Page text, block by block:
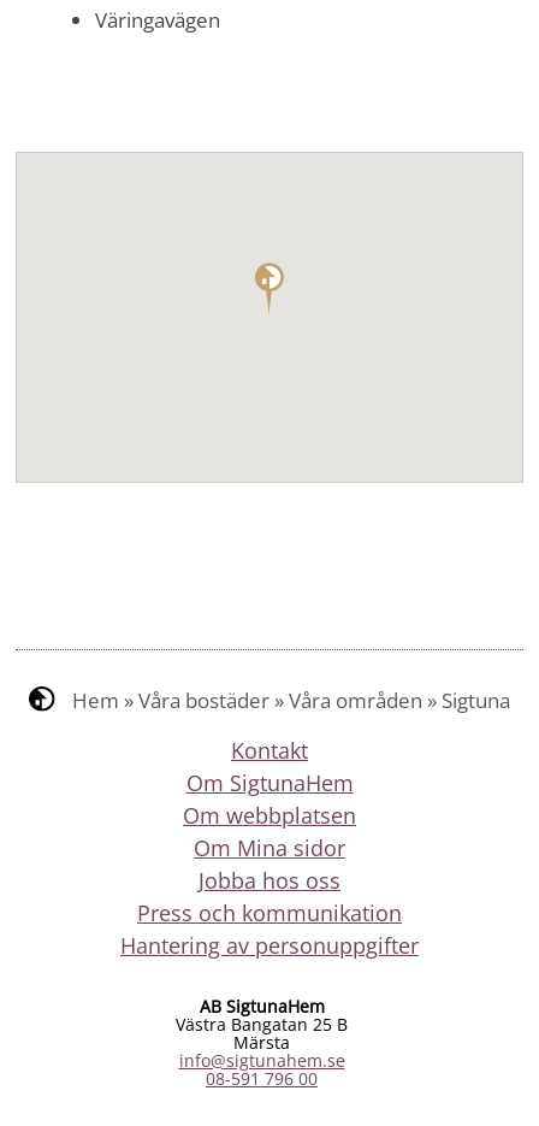
Väringavägen
Hem »Våra bostäder»Våra områden » Sigtuna
Kontakt
Om SigtunaHem
Om webbplatsen
Om Mina sidor
Jobba hos oss
Press och kommunikation
Hantering av personuppgifter
AB SigtunaHem
Västra Bangatan 25 B
Märsta
info@sigtunahem.se
08-591 796 00